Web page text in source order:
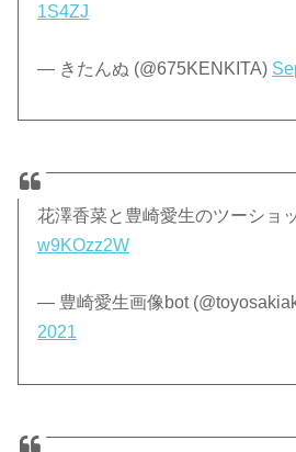
1S4ZJ
— きたんぬ (@675KENKITA)
花澤香菜と豊崎愛生のツーショ
w9KOzz2W
— 豊崎愛生画像bot
2021